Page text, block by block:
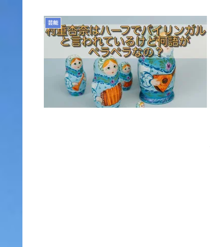
芸能